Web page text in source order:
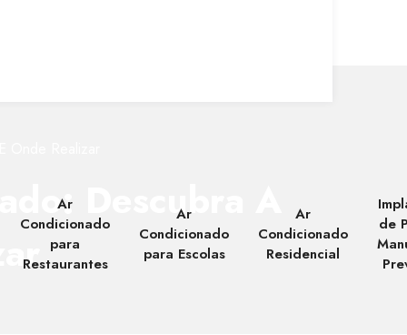
Ar
Condicionado
para
Restaurantes
Ar
Condicionado
para Escolas
Ar
Condicionado
Residencial
de
Descubra A